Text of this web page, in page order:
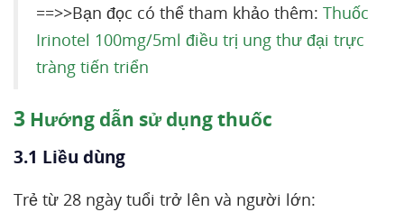
==>>Bạn đọc có thể tham khảo thêm: Thuốc
Irinotel 100mg/5ml điều trị ung thư đại trực
tràng tiến triển
3 Hướng dẫn sử dụng thuốc
3.1 Liều dùng
Trẻ từ 28 ngày tuổi trở lên và người lớn: